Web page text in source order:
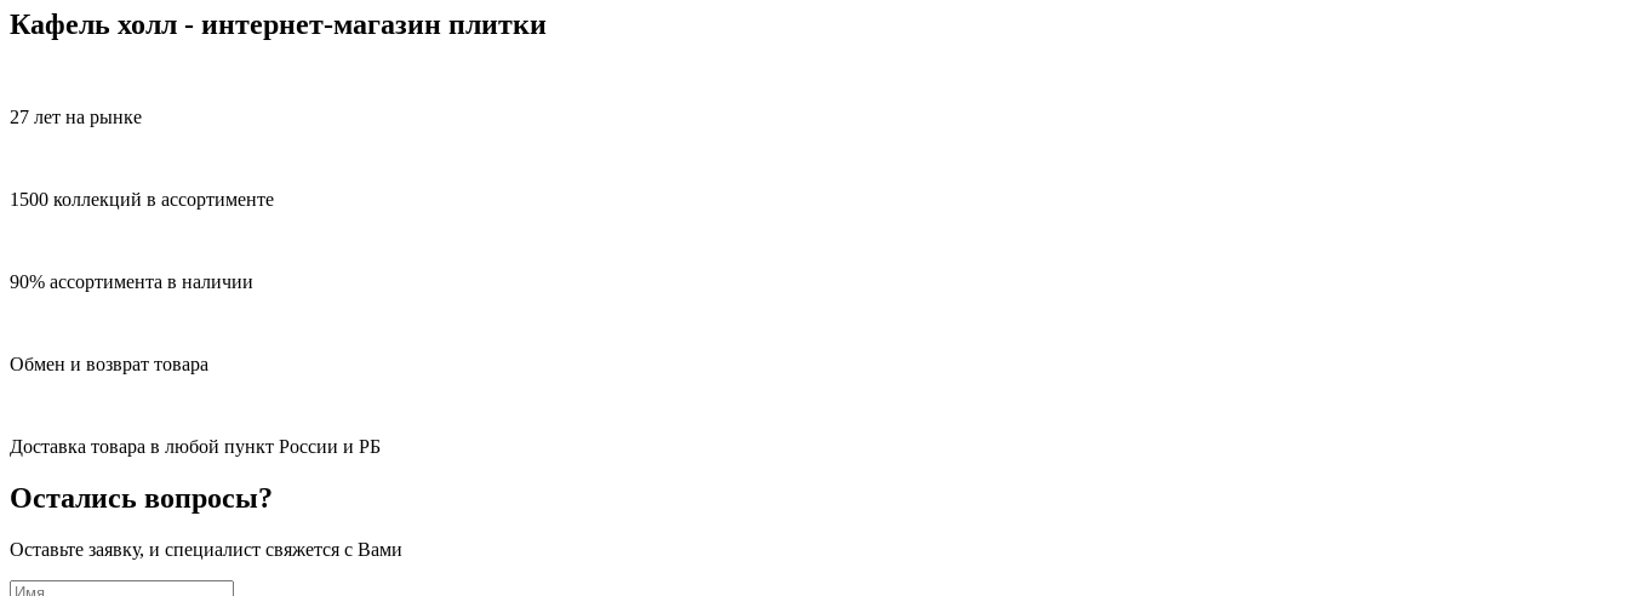
Кафель холл - интернет-магазин плитки
27 лет на рынке
1500 коллекций в ассортименте
90% ассортимента в наличии
Обмен и возврат товара
Доставка товара в любой пункт России и РБ
Остались вопросы?
Оставьте заявку, и специалист свяжется с Вами